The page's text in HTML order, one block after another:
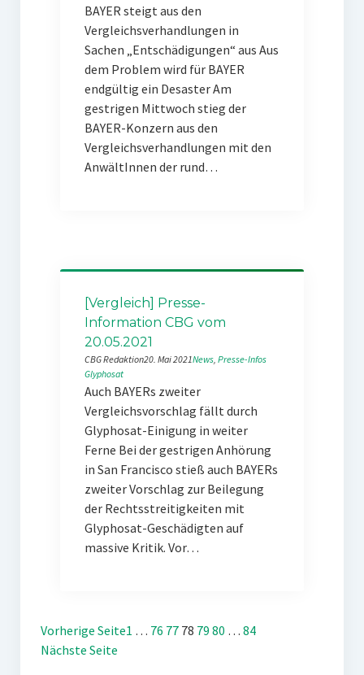
BAYER steigt aus den
Vergleichsverhandlungen in
Sachen „Entschädigungen“ aus Aus
dem Problem wird für BAYER
endgültig ein Desaster Am
gestrigen Mittwoch stieg der
BAYER-Konzern aus den
Vergleichsverhandlungen mit den
AnwältInnen der rund…
[Vergleich] Presse-
Information CBG vom
20.05.2021
CBG Redaktion20. Mai 2021News, Presse-Infos
Glyphosat
Auch BAYERs zweiter
Vergleichsvorschlag fällt durch
Glyphosat-Einigung in weiter
Ferne Bei der gestrigen Anhörung
in San Francisco stieß auch BAYERs
zweiter Vorschlag zur Beilegung
der Rechtsstreitigkeiten mit
Glyphosat-Geschädigten auf
massive Kritik. Vor…
Vorherige Seite1 … 76 77 78 79 80 … 84
Nächste Seite